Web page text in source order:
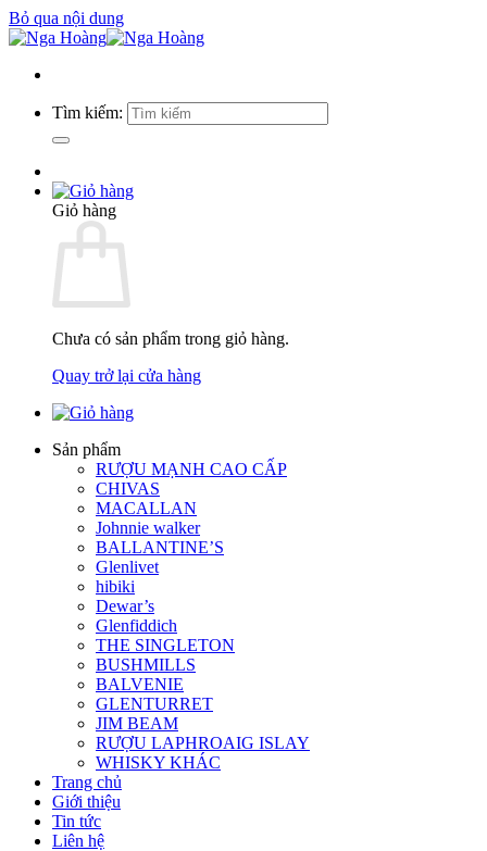
Bỏ qua nội dung
Tìm kiếm:
Giỏ hàng
Chưa có sản phẩm trong giỏ hàng.
Quay trở lại cửa hàng
Sản phẩm
RƯỢU MẠNH CAO CẤP
CHIVAS
MACALLAN
Johnnie walker
BALLANTINE’S
Glenlivet
hibiki
Dewar’s
Glenfiddich
THE SINGLETON
BUSHMILLS
BALVENIE
GLENTURRET
JIM BEAM
RƯỢU LAPHROAIG ISLAY
WHISKY KHÁC
Trang chủ
Giới thiệu
Tin tức
Liên hệ